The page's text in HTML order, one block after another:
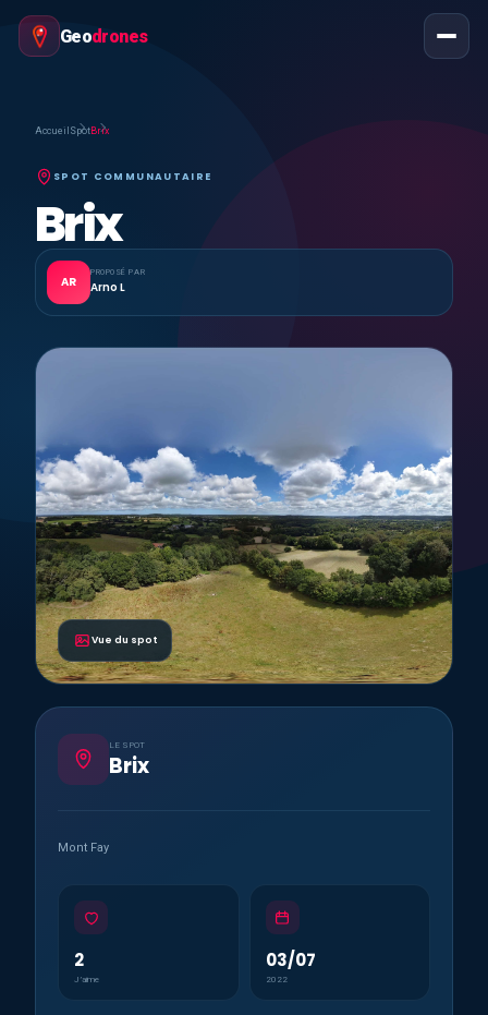
Geodrones
Accueil SpotBrix
SPOT COMMUNAUTAIRE
Brix
AR
PROPOSÉ PAR
Arno L
Vue du spot
LE SPOT
Brix
Mont Fay
2
J’aime
03/07
2022